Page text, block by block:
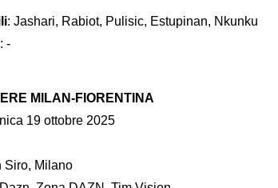
: Jashari, Rabiot, Pulisic, Estupinan, Nkunku
: -
MILAN-FIORENTINA
19 ottobre 2025
Siro, Milano